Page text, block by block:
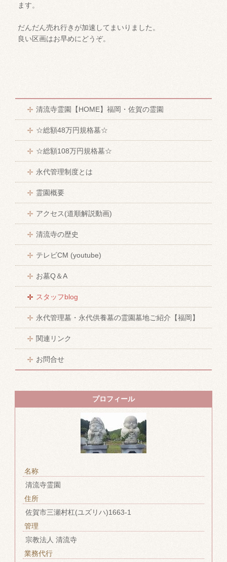
ます。
だんだん売れ行きが加速してまいりました。
良い区画はお早めにどうぞ。
清流寺霊園【HOME】福岡・佐賀の霊園
☆総額48万円規格墓☆
☆総額108万円規格墓☆
永代管理制度とは
霊園概要
アクセス(道順解説動画)
清流寺の歴史
テレビCM (youtube)
お墓Q＆A
スタッフblog
永代管理墓・永代供養墓の霊園墓地ご紹介【福岡】
関連リンク
お問合せ
プロフィール
名称
清流寺霊園
住所
佐賀市三瀬村杠(ユズリハ)1663-1
管理
宗教法人 清流寺
業務代行